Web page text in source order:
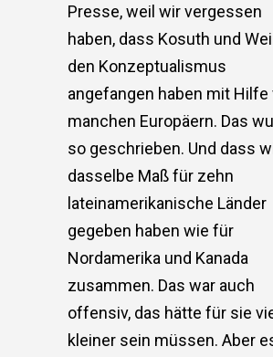
Presse, weil wir vergessen
haben, dass Kosuth und
den Konzeptualismus
angefangen haben mit Hilfe
manchen Europäern. Das
so geschrieben. Und dass
dasselbe Maß für zehn
lateinamerikanische Länder
gegeben haben wie für
Nordamerika und Kanada
zusammen. Das war auch
offensiv, das hätte für sie
kleiner sein müssen. Aber